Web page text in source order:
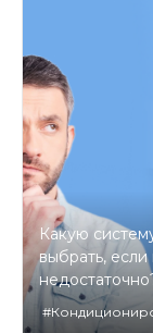
Какую
выбрать,